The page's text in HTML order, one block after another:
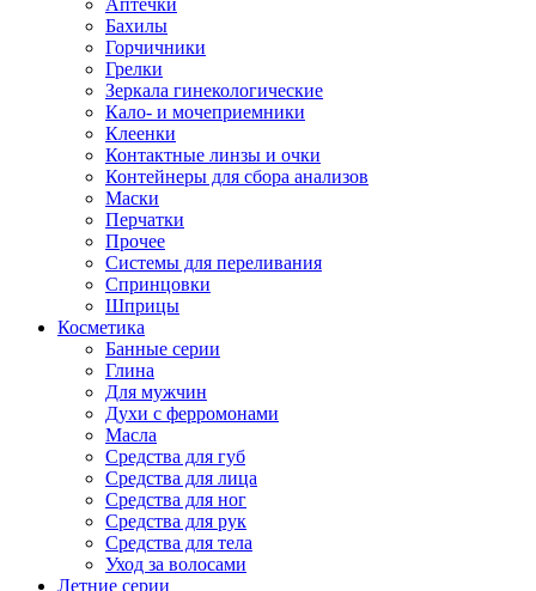
Аптечки
Бахилы
Горчичники
Грелки
Зеркала гинекологические
Кало- и мочеприемники
Клеенки
Контактные линзы и очки
Контейнеры для сбора анализов
Маски
Перчатки
Прочее
Системы для переливания
Спринцовки
Шприцы
Косметика
Банные серии
Глина
Для мужчин
Духи с ферромонами
Масла
Средства для губ
Средства для лица
Средства для ног
Средства для рук
Средства для тела
Уход за волосами
Летние серии